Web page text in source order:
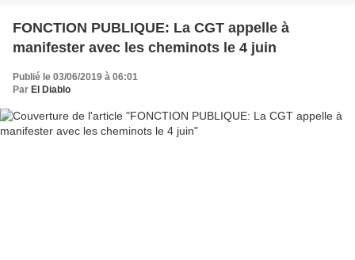
FONCTION PUBLIQUE: La CGT appelle à
manifester avec les cheminots le 4 juin
Publié le 03/06/2019 à 06:01
Par El Diablo